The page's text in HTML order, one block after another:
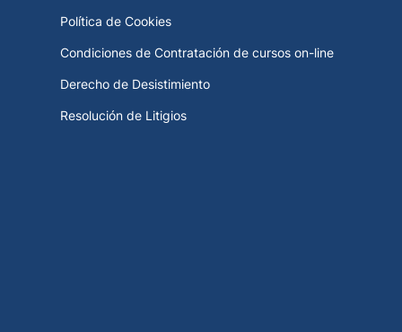
Política de Cookies
Condiciones de Contratación de cursos on-line
Derecho de Desistimiento
Resolución de Litigios